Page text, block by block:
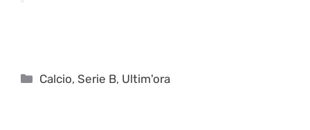
Categorie
Calcio,Serie B, Ultim'ora